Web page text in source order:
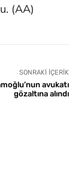
(AA)
SONRAKI İÇERIK
avukatı
gözaltına alındı